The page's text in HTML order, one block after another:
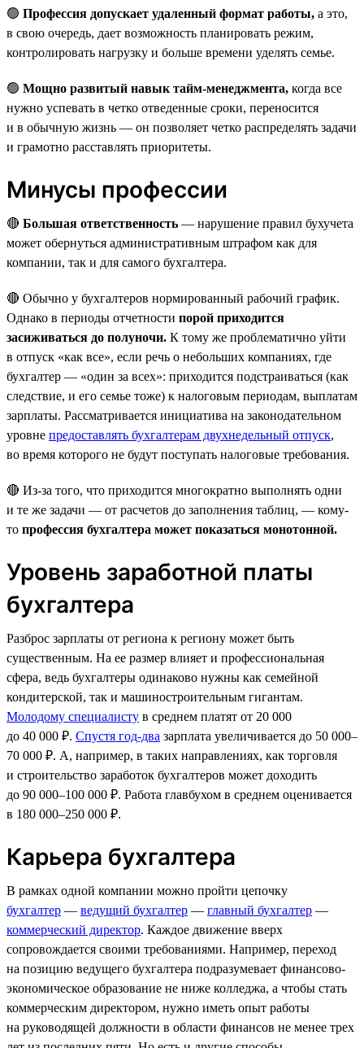
🟢 Профессия допускает удаленный формат работы, а это,
в свою очередь, дает возможность планировать режим,
контролировать нагрузку и больше времени уделять семье.
🟢 Мощно развитый навык тайм-менеджмента, когда все
нужно успевать в четко отведенные сроки, переносится
и в обычную жизнь — он позволяет четко распределять задачи
и грамотно расставлять приоритеты.
Минусы профессии
🔴 Большая ответственность — нарушение правил бухучета
может обернуться административным штрафом как для
компании, так и для самого бухгалтера.
🔴 Обычно у бухгалтеров нормированный рабочий график.
Однако в периоды отчетности порой приходится
засиживаться до полуночи. К тому же проблематично уйти
в отпуск «как все», если речь о небольших компаниях, где
бухгалтер — «один за всех»: приходится подстраиваться (как
следствие, и его семье тоже) к налоговым периодам, выплатам
зарплаты. Рассматривается инициатива на законодательном
уровне предоставлять бухгалтерам двухнедельный отпуск,
во время которого не будут поступать налоговые требования.
🔴 Из-за того, что приходится многократно выполнять одни
и те же задачи — от расчетов до заполнения таблиц, — кому-
то профессия бухгалтера может показаться монотонной.
Уровень заработной платы
бухгалтера
Разброс зарплаты от региона к региону может быть
существенным. На ее размер влияет и профессиональная
сфера, ведь бухгалтеры одинаково нужны как семейной
кондитерской, так и машиностроительным гигантам.
Молодому специалисту в среднем платят от 20 000
до 40 000 ₽. Спустя год-два зарплата увеличивается до 50 000–
70 000 ₽. А, например, в таких направлениях, как торговля
и строительство заработок бухгалтеров может доходить
до 90 000–100 000 ₽. Работа главбухом в среднем оценивается
в 180 000–250 000 ₽.
Карьера бухгалтера
В рамках одной компании можно пройти цепочку
бухгалтер — ведущий бухгалтер — главный бухгалтер —
коммерческий директор. Каждое движение вверх
сопровождается своими требованиями. Например, переход
на позицию ведущего бухгалтера подразумевает финансово-
экономическое образование не ниже колледжа, а чтобы стать
коммерческим директором, нужно иметь опыт работы
на руководящей должности в области финансов не менее трех